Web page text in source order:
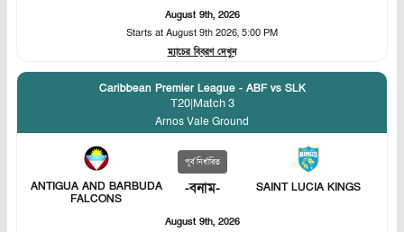
August 9th, 2026
Starts at August 9th 2026, 5:00 PM
ম্যাচের বিবরণ দেখুন
Caribbean Premier League - ABF vs SLK
T20|Match 3
Arnos Vale Ground
ANTIGUA AND BARBUDA
FALCONS
পূর্ব নির্ধারিত
-বনাম- SAINT LUCIA KINGS
August 9th, 2026